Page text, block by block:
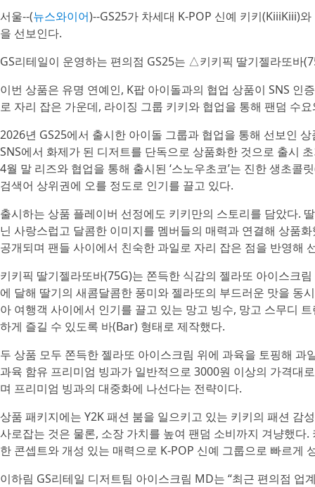
서울--(뉴스와이어)--GS25가 차세대 K-POP 신예 키키(KiiiKiii)
을 선보인다.
GS리테일이 운영하는 편의점 GS25는 △키키픽 딸기젤라또바
이번 상품은 유명 연예인, K팝 아이돌과의 협업 상품이 SNS
로 자리 잡은 가운데, 라이징 그룹 키키와 협업을 통해 팬덤 수
2026년 GS25에서 출시한 아이돌 그룹과 협업을 통해 선보인
SNS에서 화제가 된 디저트를 단독으로 상품화한 것으로 출시
4월 말 리즈와 협업을 통해 출시된 ‘스노우초코’는 진한 생초
검색어 상위권에 오를 정도로 인기를 끌고 있다.
출시하는 상품 플레이버 선정에도 키키만의 스토리를 담았다.
닌 사랑스럽고 달콤한 이미지를 멤버들의 매력과 연결해 상품
공개되며 팬들 사이에서 친숙한 과일로 자리 잡은 점을 반영해
키키픽 딸기젤라또바(75G)는 쫀득한 식감의 젤라또 아이스크
에 달해 딸기의 새콤달콤한 풍미와 젤라또의 부드러운 맛을 동
아 여행객 사이에서 인기를 끌고 있는 망고 빙수, 망고 스무디
하게 즐길 수 있도록 바(Bar) 형태로 제작했다.
두 상품 모두 쫀득한 젤라또 아이스크림 위에 과육을 토핑해
과육 함유 프리미엄 빙과가 일반적으로 3000원 이상의 가격대
며 프리미엄 빙과의 대중화에 나선다는 전략이다.
상품 패키지에는 Y2K 패션 붐을 일으키고 있는 키키의 패션
사로잡는 것은 물론, 소장 가치를 높여 팬덤 소비까지 겨냥했다
한 콘셉트와 개성 있는 매력으로 K-POP 신예 그룹으로 빠르게
이하림 GS리테일 디저트팀 아이스크림 MD는 “최근 편의점